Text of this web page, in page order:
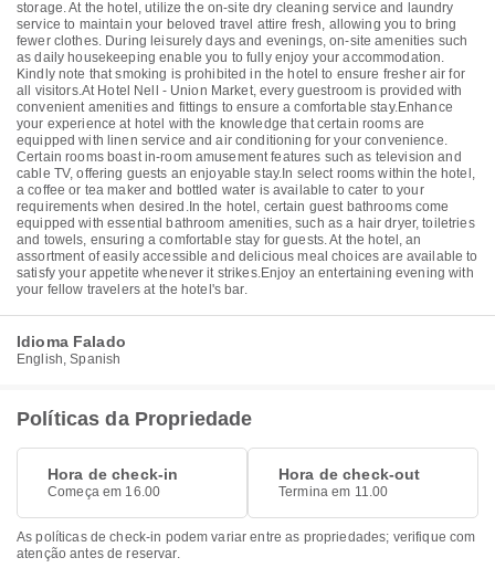
storage. At the hotel, utilize the on-site dry cleaning service and laundry
service to maintain your beloved travel attire fresh, allowing you to bring
fewer clothes. During leisurely days and evenings, on-site amenities such
as daily housekeeping enable you to fully enjoy your accommodation.
Kindly note that smoking is prohibited in the hotel to ensure fresher air for
all visitors.At Hotel Nell - Union Market, every guestroom is provided with
convenient amenities and fittings to ensure a comfortable stay.Enhance
your experience at hotel with the knowledge that certain rooms are
equipped with linen service and air conditioning for your convenience.
Certain rooms boast in-room amusement features such as television and
cable TV, offering guests an enjoyable stay.In select rooms within the hotel,
a coffee or tea maker and bottled water is available to cater to your
requirements when desired.In the hotel, certain guest bathrooms come
equipped with essential bathroom amenities, such as a hair dryer, toiletries
and towels, ensuring a comfortable stay for guests. At the hotel, an
assortment of easily accessible and delicious meal choices are available to
satisfy your appetite whenever it strikes.Enjoy an entertaining evening with
your fellow travelers at the hotel's bar.
Idioma Falado
English, Spanish
Políticas da Propriedade
Hora de check-in
Começa em 16.00
Hora de check-out
Termina em 11.00
As políticas de check-in podem variar entre as propriedades; verifique com
atenção antes de reservar.